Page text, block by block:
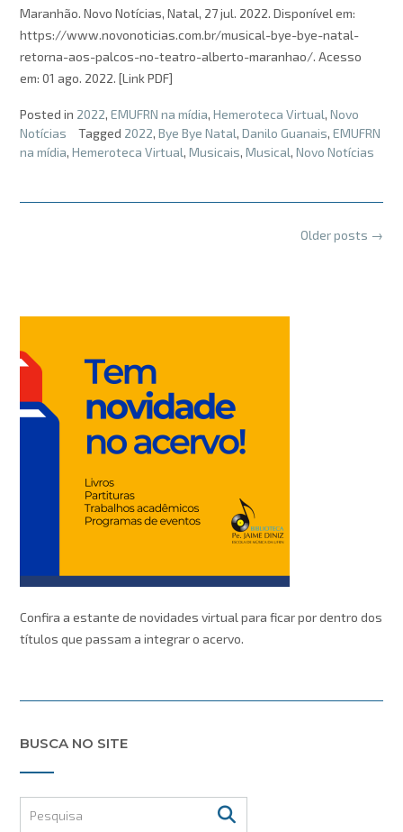
Maranhão. Novo Notícias, Natal, 27 jul. 2022. Disponível em:
https://www.novonoticias.com.br/musical-bye-bye-natal-
retorna-aos-palcos-no-teatro-alberto-maranhao/. Acesso
em: 01 ago. 2022. [Link PDF]
Posted in 2022, EMUFRN na mídia, Hemeroteca Virtual, Novo
Notícias
Tagged 2022, Bye Bye Natal, Danilo Guanais, EMUFRN
na mídia, Hemeroteca Virtual, Musicais, Musical, Novo Notícias
Older posts →
Confira a estante de novidades virtual para ficar por dentro dos
títulos que passam a integrar o acervo.
BUSCA NO SITE